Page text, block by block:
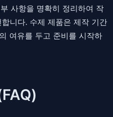
사항을 명확히 정리하여 작
니다. 수제 제품은 제작 기간
여유를 두고 준비를 시작하